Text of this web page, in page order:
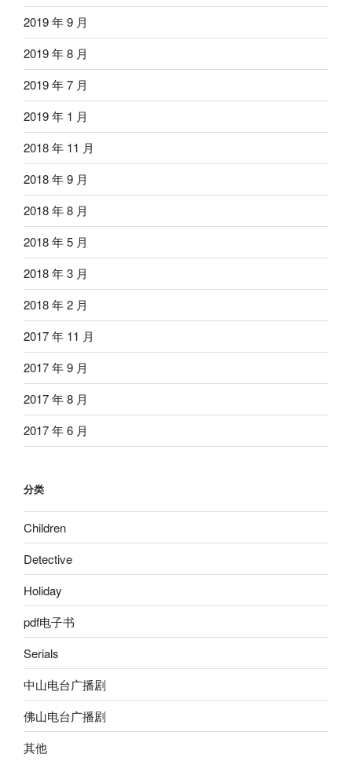
2019 年 9 月
2019 年 8 月
2019 年 7 月
2019 年 1 月
2018 年 11 月
2018 年 9 月
2018 年 8 月
2018 年 5 月
2018 年 3 月
2018 年 2 月
2017 年 11 月
2017 年 9 月
2017 年 8 月
2017 年 6 月
分类
Children
Detective
Holiday
pdf电子书
Serials
中山电台广播剧
佛山电台广播剧
其他